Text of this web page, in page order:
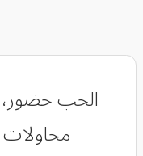
‏الحب